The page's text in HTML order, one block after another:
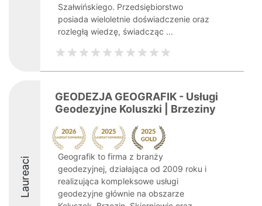
Szałwińskiego. Przedsiębiorstwo
posiada wieloletnie doświadczenie oraz
rozległą wiedzę, świadcząc ...
Laureaci
GEODEZJA GEOGRAFIK - Usługi
Geodezyjne Koluszki | Brzeziny
Geografik to firma z branży
geodezyjnej, działająca od 2009 roku i
realizująca kompleksowe usługi
geodezyjne głównie na obszarze